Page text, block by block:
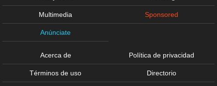
Multimedia Sponsored
Anúnciate
Acerca de Política de privacidad
Términos de uso Directorio